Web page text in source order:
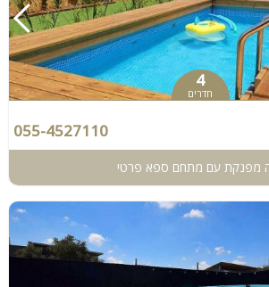
4
חדרים
055-4527110
מפנקת עם מתחם ספא פרטי